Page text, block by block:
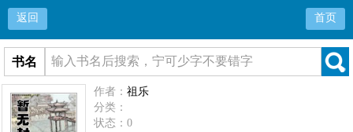
返回 首页
书名
作者：祖乐
分类：
状态：0